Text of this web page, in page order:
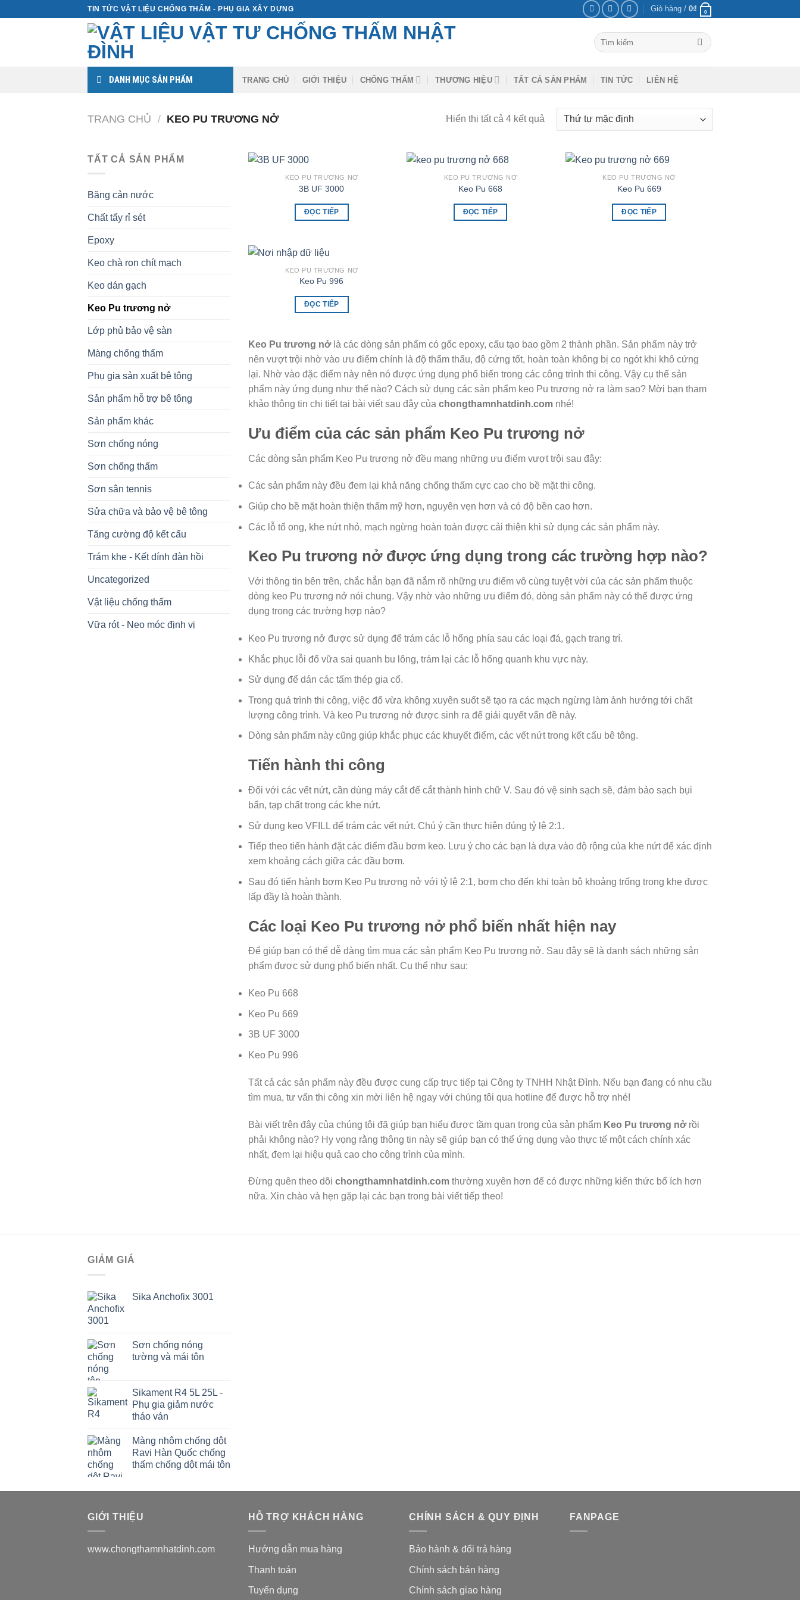
TIN TỨC VẬT LIỆU CHỐNG THẤM - PHỤ GIA XÂY DỰNG Giỏ hàng / 0₫ 0
Tìm
kiếm:
DANH MỤC SẢN PHẨM TRANG CHỦ GIỚI THIỆU CHỐNG THẤM THƯƠNG HIỆU TẤT CẢ SẢN PHẨM TIN TỨC LIÊN HỆ
TRANG CHỦ / KEO PU TRƯƠNG NỞ Hiển thị tất cả 4 kết quả
TẤT CẢ SẢN PHẨM
Băng cản nước
Chất tẩy rỉ sét
Epoxy
Keo chà ron chít mạch
Keo dán gạch
Keo Pu trương nở
Lớp phủ bảo vệ sàn
Màng chống thấm
Phụ gia sản xuất bê tông
Sản phẩm hỗ trợ bê tông
Sản phẩm khác
Sơn chống nóng
Sơn chống thấm
Sơn sân tennis
Sửa chữa và bảo vệ bê tông
Tăng cường độ kết cấu
Trám khe - Kết dính đàn hồi
Uncategorized
Vật liệu chống thấm
Vữa rót - Neo móc định vị
KEO PU TRƯƠNG NỞ
3B UF 3000
ĐỌC TIẾP
KEO PU TRƯƠNG NỞ
Keo Pu 668
ĐỌC TIẾP
KEO PU TRƯƠNG NỞ
Keo Pu 669
ĐỌC TIẾP
KEO PU TRƯƠNG NỞ
Keo Pu 996
ĐỌC TIẾP
Keo Pu trương nởlà các dòng sản phẩm có gốc epoxy, cấu tạo bao gồm 2 thành phần. Sản phẩm này trở
nên vượt trội nhờ vào ưu điểm chính là độ thẩm thấu, độ cứng tốt, hoàn toàn không bị co ngót khi khô cứng
lại. Nhờ vào đặc điểm này nên nó được ứng dụng phổ biến trong các công trình thi công. Vậy cụ thể sản
phẩm này ứng dụng như thế nào? Cách sử dụng các sản phẩm keo Pu trương nở ra làm sao? Mời bạn tham
khảo thông tin chi tiết tại bài viết sau đây của chongthamnhatdinh.com nhé!
Ưu điểm của các sản phẩm Keo Pu trương nở
Các dòng sản phẩm Keo Pu trương nở đều mang những ưu điểm vượt trội sau đây:
Các sản phẩm này đều đem lại khả năng chống thấm cực cao cho bề mặt thi công.
Giúp cho bề mặt hoàn thiện thẩm mỹ hơn, nguyên vẹn hơn và có độ bền cao hơn.
Các lỗ tổ ong, khe nứt nhỏ, mạch ngừng hoàn toàn được cải thiện khi sử dụng các sản phẩm này.
Keo Pu trương nở được ứng dụng trong các trường hợp nào?
Với thông tin bên trên, chắc hẳn bạn đã nắm rõ những ưu điểm vô cùng tuyệt vời của các sản phẩm thuộc
dòng keo Pu trương nở nói chung. Vậy nhờ vào những ưu điểm đó, dòng sản phẩm này có thể được ứng
dụng trong các trường hợp nào?
Keo Pu trương nở được sử dụng để trám các lỗ hổng phía sau các loại đá, gạch trang trí.
Khắc phục lỗi đổ vữa sai quanh bu lông, trám lại các lỗ hổng quanh khu vực này.
Sử dụng để dán các tấm thép gia cố.
Trong quá trình thi công, việc đổ vừa không xuyên suốt sẽ tạo ra các mạch ngừng làm ảnh hưởng tới chất
lượng công trình. Và keo Pu trương nở được sinh ra để giải quyết vấn đề này.
Dòng sản phẩm này cũng giúp khắc phục các khuyết điểm, các vết nứt trong kết cấu bê tông.
Tiến hành thi công
Đối với các vết nứt, cần dùng máy cắt để cắt thành hình chữ V. Sau đó vệ sinh sạch sẽ, đảm bảo sạch bụi
bẩn, tạp chất trong các khe nứt.
Sử dụng keo VFILL để trám các vết nứt. Chú ý cần thực hiện đúng tỷ lệ 2:1.
Tiếp theo tiến hành đặt các điểm đầu bơm keo. Lưu ý cho các bạn là dựa vào độ rộng của khe nứt để xác định
xem khoảng cách giữa các đầu bơm.
Sau đó tiến hành bơm Keo Pu trương nở với tỷ lệ 2:1, bơm cho đến khi toàn bộ khoảng trống trong khe được
lấp đầy là hoàn thành.
Các loại Keo Pu trương nở phổ biến nhất hiện nay
Để giúp bạn có thể dễ dàng tìm mua các sản phẩm Keo Pu trương nở. Sau đây sẽ là danh sách những sản
phẩm được sử dụng phổ biến nhất. Cụ thể như sau:
Keo Pu 668
Keo Pu 669
3B UF 3000
Keo Pu 996
Tất cả các sản phẩm này đều được cung cấp trực tiếp tại Công ty TNHH Nhật Đình. Nếu bạn đang có nhu cầu
tìm mua, tư vấn thi công xin mời liên hệ ngay với chúng tôi qua hotline để được hỗ trợ nhé!
Bài viết trên đây của chúng tôi đã giúp bạn hiểu được tầm quan trọng của sản phẩm Keo Pu trương nởrồi
phải không nào? Hy vọng rằng thông tin này sẽ giúp bạn có thể ứng dụng vào thực tế một cách chính xác
nhất, đem lại hiệu quả cao cho công trình của mình.
Đừng quên theo dõi chongthamnhatdinh.com thường xuyên hơn để có được những kiến thức bổ ích hơn
nữa. Xin chào và hẹn gặp lại các bạn trong bài viết tiếp theo!
GIẢM GIÁ
Sika Anchofix 3001
Sơn chống nóng
tường và mái tôn
Sikament R4 5L 25L -
Phụ gia giảm nước
tháo ván
Màng nhôm chống dột
Ravi Hàn Quốc chống
thấm chống dột mái tôn
GIỚI THIỆU
www.chongthamnhatdinh.com
HỖ TRỢ KHÁCH HÀNG
Hướng dẫn mua hàng
Thanh toán
Tuyển dụng
CHÍNH SÁCH & QUY ĐỊNH
Bảo hành & đổi trả hàng
Chính sách bán hàng
Chính sách giao hàng
FANPAGE